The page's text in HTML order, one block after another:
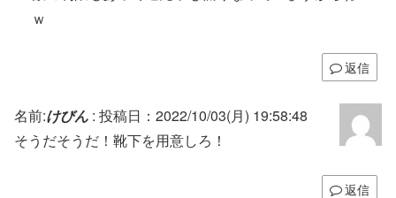
ｗ
返信
名前:けびん : 投稿日：2022/10/03(月) 19:58:48
そうだそうだ！靴下を用意しろ！
返信